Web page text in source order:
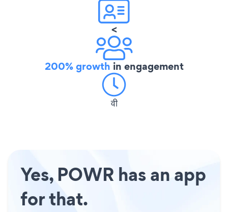
<
200% growth in engagement
वी
Yes, POWR has an app
for that.